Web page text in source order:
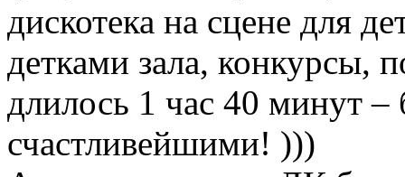
дискотека на сцене для
детками зала, конкурсы,
длилось 1 час 40 минут
счастливейшими! )))